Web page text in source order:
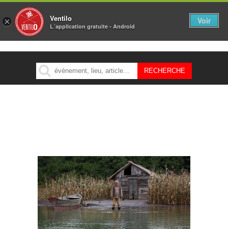
MENU
× Ventilo
L´application gratuite - Android
Voir